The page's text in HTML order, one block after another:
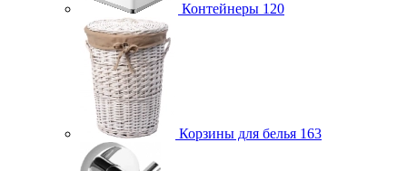
Контейнеры 120
Корзины для белья 163